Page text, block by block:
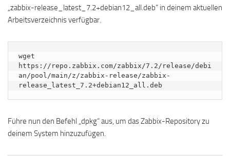
„zabbix-release_latest_7.2+debian12_all.deb“ in deinem aktuellen
Arbeitsverzeichnis verfügbar.
wget
https://repo.zabbix.com/zabbix/7.2/release/debi
an/pool/main/z/zabbix-release/zabbix-
release_latest_7.2+debian12_all.deb
Führe nun den Befehl „dpkg“ aus, um das Zabbix-Repository zu
deinem System hinzuzufügen.